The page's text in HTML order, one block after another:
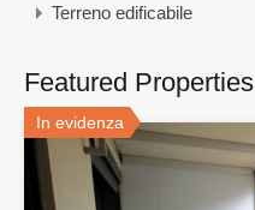
Terreno edificabile
Featured Properties
In evidenza